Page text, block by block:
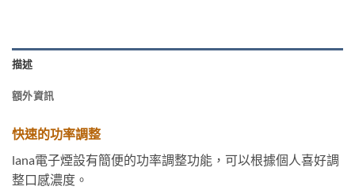
描述
額外資訊
快速的功率調整
lana電子煙設有簡便的功率調整功能，可以根據個人喜好調
整口感濃度。